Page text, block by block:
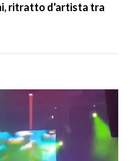
ritratto d'artista tra